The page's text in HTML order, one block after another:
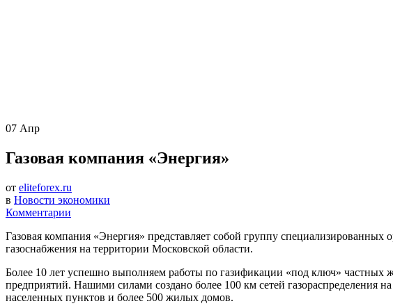
07 Апр
Газовая компания «Энергия»
от eliteforex.ru
в Новости экономики
Комментарии
Газовая компания «Энергия» представляет собой группу
газоснабжения на территории Московской области.
Более 10 лет успешно выполняем работы по газификации «под ключ»
предприятий. Нашими силами создано более 100 км сетей газораспределения
населенных пунктов и более 500 жилых домов.